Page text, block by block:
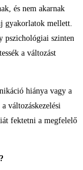
és nem akarnak
gyakorlatok mellett.
pszichológiai szinten
a változást
hiánya vagy a
változáskezelési
fektetni a megfelelő